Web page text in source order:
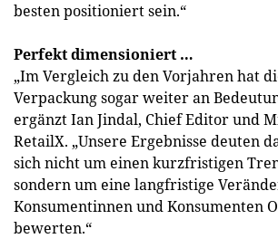
besten positioniert sein.“
Perfekt dimensioniert …
„Im Vergleich zu den Vorjahren hat
Verpackung sogar weiter an
ergänzt Ian Jindal, Chief Editor und
RetailX. „Unsere Ergebnisse deuten
sich nicht um einen kurzfristigen
sondern um eine langfristige
Konsumentinnen und Konsumenten
bewerten.“